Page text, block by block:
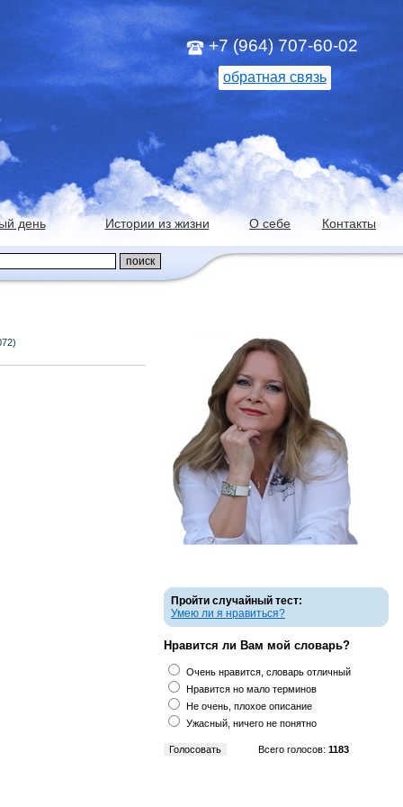
+7 (964) 707-60-02
обратная связь
день Истории из жизни О себе Контакты
Пройти случайный тест:
Умею ли я нравиться?
Нравится ли Вам мой словарь?
Очень нравится, словарь отличный
Нравится но мало терминов
Не очень, плохое описание
Ужасный, ничего не понятно
Всего голосов: 1183